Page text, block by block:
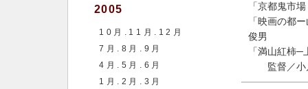
2005
10月.11月.12月
7月.8月.9月
4月.5月.6月
1月.2月.3月
「京都鬼市
「映画の都
俊男
「満山紅柿
監督／小